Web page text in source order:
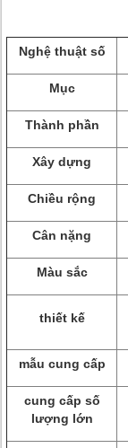
Nghệ thuật số
Mục
Thành phần
Xây dựng
Chiều rộng
Cân nặng
Màu sắc
thiết kế
mẫu cung cấp
cung cấp số
lượng lớn